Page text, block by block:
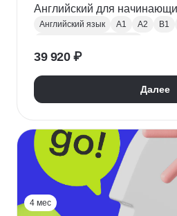
Английский для
Английский язык A1 A2 B1
Английский для путешествий
39 920 ₽
Далее
4 мес